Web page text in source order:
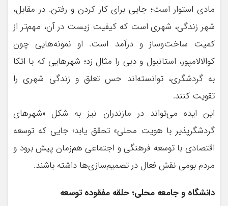
مادی استوار است؛ جایی برای کار کردن و رفتن. در مقابل،
شهر زندگی، شهری است که کیفیت زیست در آن، مهم‌تر از
کمیت ساخت‌وساز و درآمد است. او نمونه‌هایی چون
کوالالامپور، استانبول و دبی را مثال زد؛ شهرهایی که با اتکا
به گردشگری، توانسته‌اند حس تعلق و زندگی شهری را
تقویت کنند.
این ایده می‌تواند در مازندران نیز به شکل «شهرهای
گردشگرپذیر با هویت محلی» تحقق یابد؛ جایی که توسعه
اقتصادی با توسعه فرهنگی و اجتماعی هم‌زمان پیش برود و
مردم بومی نقش فعال در تصمیم‌سازی‌ها داشته باشند.
دانشگاه و جامعه محلی؛ حلقه مفقوده توسعه